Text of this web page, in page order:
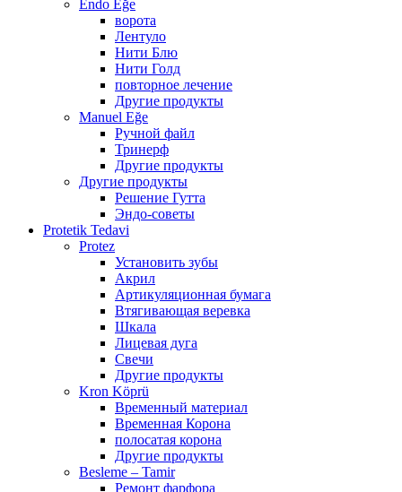
Endo Eğe
ворота
Лентуло
Нити Блю
Нити Голд
повторное лечение
Другие продукты
Manuel Eğe
Ручной файл
Тринерф
Другие продукты
Другие продукты
Решение Гутта
Эндо-советы
Protetik Tedavi
Protez
Установить зубы
Акрил
Артикуляционная бумага
Втягивающая веревка
Шкала
Лицевая дуга
Свечи
Другие продукты
Kron Köprü
Временный материал
Временная Корона
полосатая корона
Другие продукты
Besleme – Tamir
Ремонт фарфора